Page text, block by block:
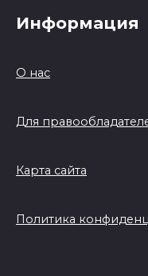
Информация
О нас
Для
Карта сайта
Политика